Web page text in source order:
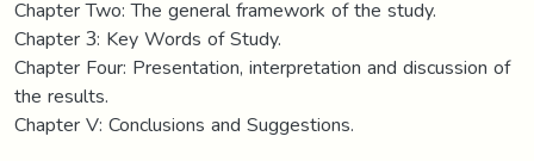
Chapter Two: The general framework of the study.
Chapter 3: Key Words of Study.
Chapter Four: Presentation, interpretation and discussion of
the results.
Chapter V: Conclusions and Suggestions.